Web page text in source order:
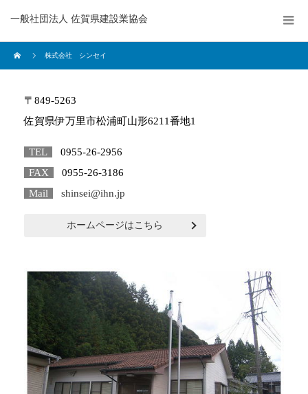
一般社団法人 佐賀県建設業協会
株式会社 シンセイ
〒849-5263
佐賀県伊万里市松浦町山形6211番地1
TEL
0955-26-2956
FAX
0955-26-3186
Mail
shinsei@ihn.jp
ホームページはこちら